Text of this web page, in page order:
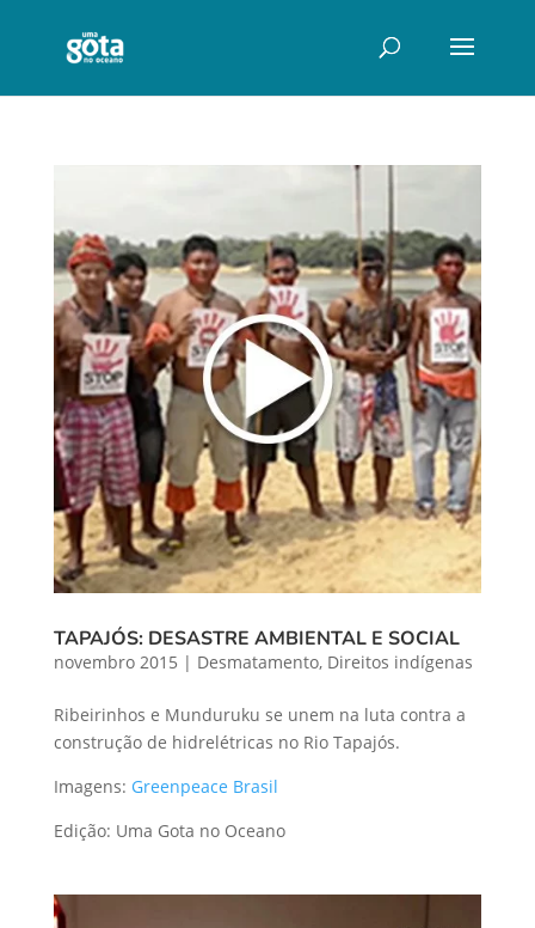
TAPAJÓS: DESASTRE AMBIENTAL E SOCIAL
novembro 2015 | Desmatamento, Direitos indígenas
Ribeirinhos e Munduruku se unem na luta contra a
construção de hidrelétricas no Rio Tapajós.
Imagens: Greenpeace Brasil
Edição: Uma Gota no Oceano